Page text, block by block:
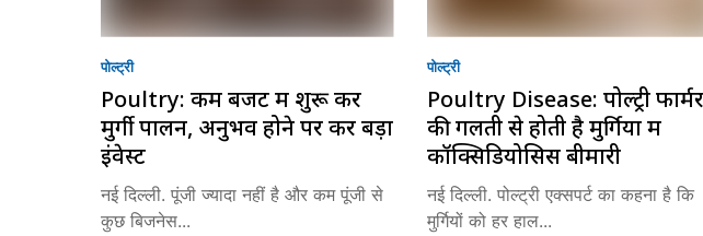
पोल्ट्री
Poultry: कम बजट में शुरू करें
मुर्गी पालन, अनुभव होने पर करें बड़ा
इंवेस्ट
नई दिल्ली. पूंजी ज्यादा नहीं है और कम पूंजी से
कुछ बिजनेस...
पोल्ट्री
Poultry Disease: पोल्ट्री फार्मर
की गलती से होती है मुर्गियों में
कॉक्सिडियोसिस बीमारी
नई दिल्ली. पोल्ट्री एक्सपर्ट का कहना है कि
मुर्गियों को हर हाल...